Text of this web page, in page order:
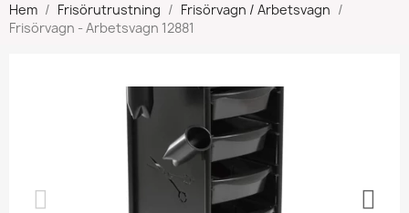
Hem Frisörutrustning
Frisörvagn / Arbetsvagn
Frisörvagn - Arbetsvagn 12881